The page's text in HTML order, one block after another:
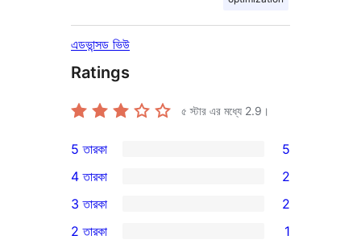
এডভান্সড ভিউ
Ratings
৫ স্টার এর মধ্যে 2.9 ।
5টি
5-
স্টার
রিভিউ
5 তারকা 5
4-
স্টার
4 তারকা 2
2টি
3-
3 তারকা 2
2 তারকা 1